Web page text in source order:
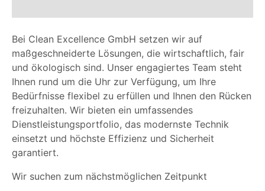
Bei Clean Excellence GmbH setzen wir auf
maßgeschneiderte Lösungen, die wirtschaftlich, fair
und ökologisch sind. Unser engagiertes Team steht
Ihnen rund um die Uhr zur Verfügung, um Ihre
Bedürfnisse flexibel zu erfüllen und Ihnen den Rücken
freizuhalten. Wir bieten ein umfassendes
Dienstleistungsportfolio, das modernste Technik
einsetzt und höchste Effizienz und Sicherheit
garantiert.
Wir suchen zum nächstmöglichen Zeitpunkt